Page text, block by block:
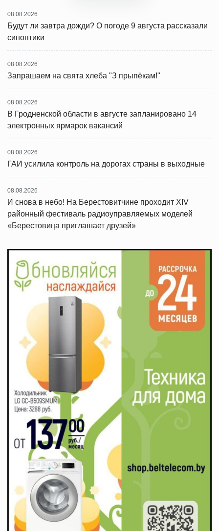
08.08.2026
Будут ли завтра дожди? О погоде 9 августа рассказали
синоптики
08.08.2026
Запрашаем на свята хлеба "З прыпёкам!"
08.08.2026
В Гродненской области в августе запланировано 14
электронных ярмарок вакансий
08.08.2026
ГАИ усилила контроль на дорогах страны в выходные
08.08.2026
И снова в небо! На Берестовитчине проходит XIV
районный фестиваль радиоуправляемых моделей
«Берестовица приглашает друзей»